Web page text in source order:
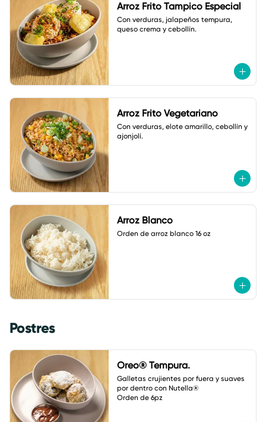
Arroz Frito Tampico Especial
Con verduras, jalapeños tempura,
queso crema y cebollín.
Arroz Frito Vegetariano
Con verduras, elote amarillo, cebollín y
ajonjolí.
Arroz Blanco
Orden de arroz blanco 16 oz
Postres
Oreo® Tempura.
Galletas crujientes por fuera y suaves
por dentro con Nutella®
Orden de 6pz